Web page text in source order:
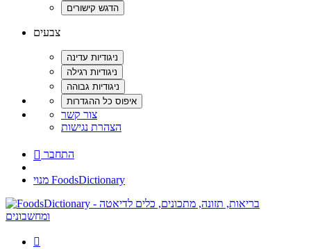
צבעים
צור קשר
הצהרת נגישות
 התחבר
מנוי FoodsDictionary
